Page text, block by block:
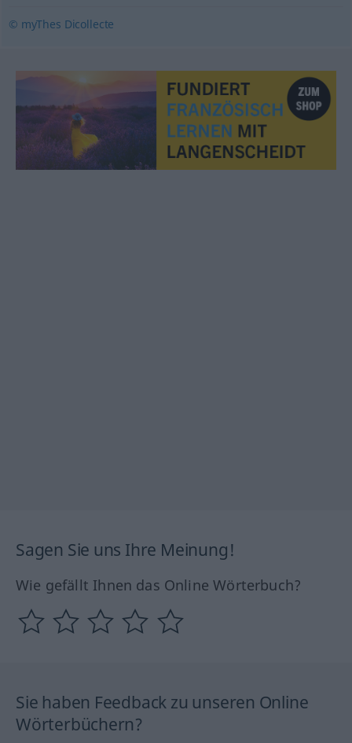
© myThes Dicollecte
Sagen Sie uns Ihre Meinung!
Wie gefällt Ihnen das Online Wörterbuch?
Sie haben Feedback zu unseren Online
Wörterbüchern?